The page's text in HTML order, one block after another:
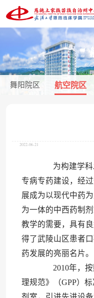
舞阳院区 航空院区
2022-06-21
为构建学科
专病专药建设，经
展成为以现代中药
为一体的中西药制
教学的需要，具有
得了武陵山区患者
药发展的亮丽名片。
2010年，按
理规范》（GPP）